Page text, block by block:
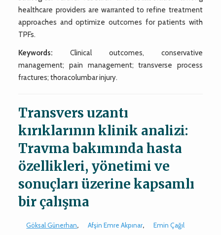
healthcare providers are warranted to refine treatment
approaches and optimize outcomes for patients with
TPFs.
Keywords: Clinical outcomes, conservative
management; pain management; transverse process
fractures; thoracolumbar injury.
Transvers uzantı
kırıklarının klinik analizi:
Travma bakımında hasta
özellikleri, yönetimi ve
sonuçları üzerine kapsamlı
bir çalışma
Göksal Günerhan, Afşin Emre Akpınar, Emin Çağıl